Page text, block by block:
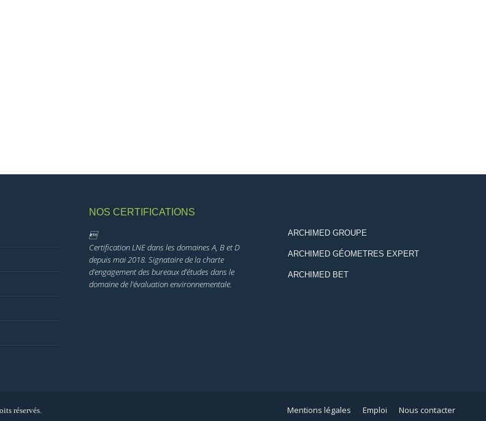
NOS CERTIFICATIONS

Certification LNE dans les domaines A, B et D
depuis mai 2018. Signataire de la charte
d’engagement des bureaux d’études dans le
domaine de l’évaluation environnementale.
ARCHIMED GROUPE
ARCHIMED GÉOMETRES EXPERT
ARCHIMED BET
réservés. Mentions légales Emploi Nous contacter